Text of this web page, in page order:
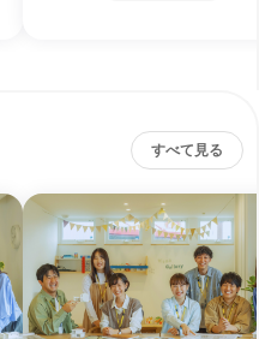
すべて見る